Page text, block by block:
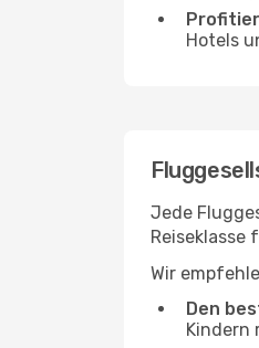
Hotels
Jede
Reiseklasse
Wir
Den
Kindern